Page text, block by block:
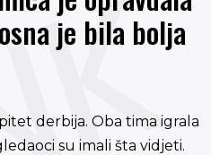
je bila bolja
derbija. Oba tima igrala
su imali šta vidjeti.